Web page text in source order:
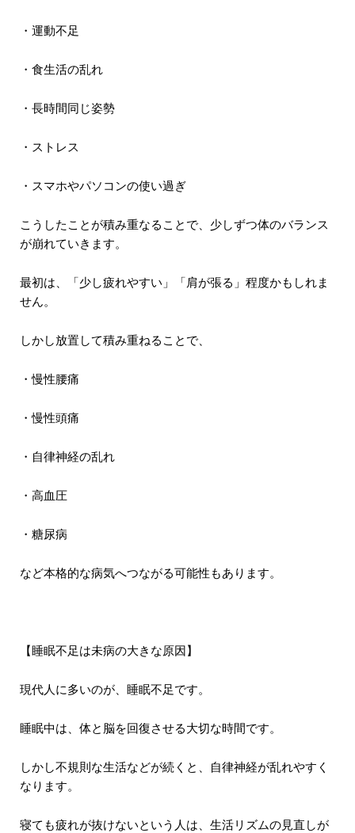
・運動不足
・食生活の乱れ
・長時間同じ姿勢
・ストレス
・スマホやパソコンの使い過ぎ
こうしたことが積み重なることで、少しずつ体のバランス
が崩れていきます。
最初は、「少し疲れやすい」「肩が張る」程度かもしれま
せん。
しかし放置して積み重ねることで、
・慢性腰痛
・慢性頭痛
・自律神経の乱れ
・高血圧
・糖尿病
など本格的な病気へつながる可能性もあります。
【睡眠不足は未病の大きな原因】
現代人に多いのが、睡眠不足です。
睡眠中は、体と脳を回復させる大切な時間です。
しかし不規則な生活などが続くと、自律神経が乱れやすく
なります。
寝ても疲れが抜けないという人は、生活リズムの見直しが